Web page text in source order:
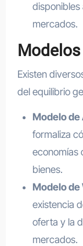
disponibles
mercados.
Existen
del equilibrio
Modelo
formaliza
economías
bienes.
Modelo de
existencia
oferta y la
mercados.